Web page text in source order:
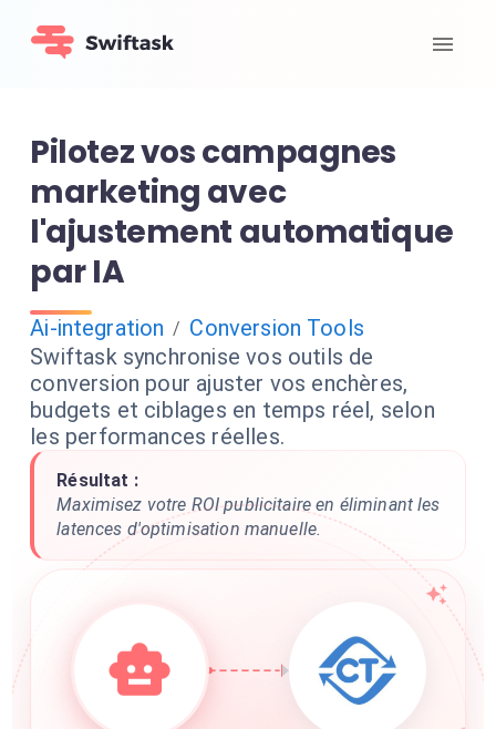
Pilotez vos campagnes
marketing avec
l'ajustement automatique
par IA
Ai-integration / Conversion Tools
Swiftask synchronise vos outils de
conversion pour ajuster vos enchères,
budgets et ciblages en temps réel, selon
les performances réelles.
Résultat :
Maximisez votre ROI publicitaire en éliminant les
latences d'optimisation manuelle.